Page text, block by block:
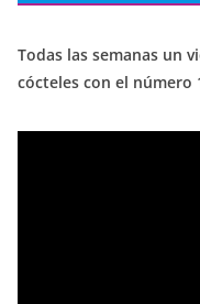
Todas las semanas un
cócteles con el número